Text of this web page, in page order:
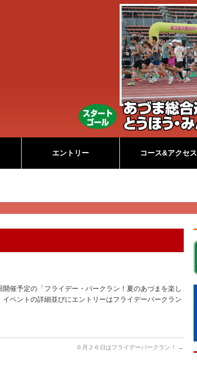
エントリー コース&アクセス
催予定の「フライデー・パークラン！夏のあづまを楽し
ベントの詳細並びにエントリーはフライデーパークラン
６月２６日はフライデーパークラン！ →